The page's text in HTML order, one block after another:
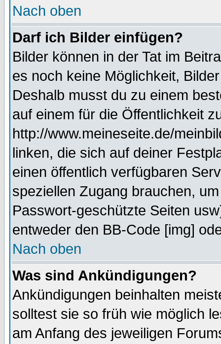
Nach oben
Darf ich Bilder einfügen?
Bilder können in der Tat im
es noch keine Möglichkeit,
Deshalb musst du zu einem
auf einem für die Öffentlichkeit
http://www.meineseite.de/
linken, die sich auf deiner
einen öffentlich verfügbaren
speziellen Zugang brauchen,
Passwort-geschützte Seiten
entweder den BB-Code [img]
Nach oben
Was sind Ankündigungen?
Ankündigungen beinhalten
solltest sie so früh wie möglich
am Anfang des jeweiligen